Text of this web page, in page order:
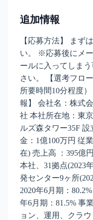
追加情報
【応募方法】 まず
い。 ※応募後にメ
ールに入ってしま
さい。 【選考フロ
所要時間10分程度
報】 会社名：株式
社 本社所在地：東
ルズ森タワー35F
金：1億100万円 従
在) 売上高 ：395億
本社、31拠点(2023
発センター9ヶ所
2020年6月期：
年6月期：81.5% 事
ョン、運用、クラ